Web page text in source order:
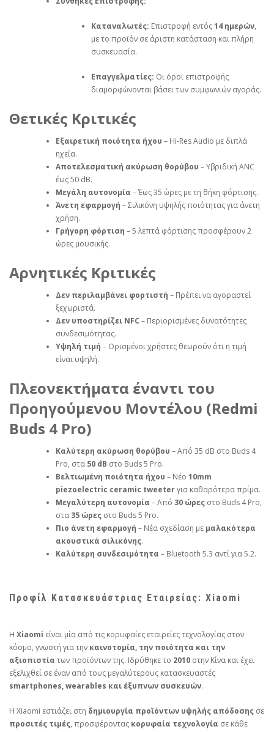
Καταναλωτές: Επιστροφή εντός14 ημερών,
με το προϊόν σε άριστη κατάσταση και πλήρη
συσκευασία.
Επαγγελματίες: Οι όροι επιστροφής
διαμορφώνονται βάσει των συμφωνιών αγοράς.
Θετικές Κριτικές
Εξαιρετική ποιότητα ήχου – Hi-Res Audio με διπλά
ηχεία.
Αποτελεσματική ακύρωση θορύβου – Υβριδική ANC
έως 50 dB.
Μεγάλη αυτονομία – Έως 35 ώρες με τη θήκη φόρτισης.
Άνετη εφαρμογή – Σιλικόνη υψηλής ποιότητας για άνετη
χρήση.
Γρήγορη φόρτιση – 5 λεπτά φόρτισης προσφέρουν 2
ώρες μουσικής.
Αρνητικές Κριτικές
Δεν περιλαμβάνει φορτιστή – Πρέπει να αγοραστεί
ξεχωριστά.
Δεν υποστηρίζει NFC – Περιορισμένες δυνατότητες
συνδεσιμότητας.
Υψηλή τιμή – Ορισμένοι χρήστες θεωρούν ότι η τιμή
είναι υψηλή.
Πλεονεκτήματα έναντι του
Προηγούμενου Μοντέλου (Redmi
Buds 4 Pro)
Καλύτερη ακύρωση θορύβου – Από 35 dB στο Buds 4
Pro, στα 50 dB στο Buds 5 Pro.
Βελτιωμένη ποιότητα ήχου – Νέο 10mm
piezoelectric ceramic tweeterγια καθαρότερα πρίμα.
Μεγαλύτερη αυτονομία – Από 30 ώρες στο Buds 4 Pro,
στα 35 ώρες στο Buds 5 Pro.
Πιο άνετη εφαρμογή – Νέα σχεδίαση με μαλακότερα
ακουστικά σιλικόνης.
Καλύτερη συνδεσιμότητα – Bluetooth 5.3 αντί για 5.2.
Προφίλ Κατασκευάστριας Εταιρείας: Xiaomi
Η Xiaomi είναι μία από τις κορυφαίες εταιρείες τεχνολογίας στον
κόσμο, γνωστή για την καινοτομία, την ποιότητα και την
αξιοπιστία των προϊόντων της. Ιδρύθηκε το 2010 στην Κίνα και έχει
εξελιχθεί σε έναν από τους μεγαλύτερους κατασκευαστές
smartphones, wearables και έξυπνων συσκευών.
Η Xiaomi εστιάζει στη δημιουργία προϊόντων υψηλής απόδοσης σε
προσιτές τιμές, προσφέροντας κορυφαία τεχνολογία σε κάθε